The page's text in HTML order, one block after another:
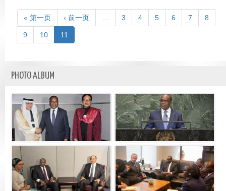
« 第一页 ‹ 前一页 3 4 5 6 7 8
9 10 11
PHOTO ALBUM